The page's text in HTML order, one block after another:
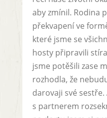
aby zmínil. Rodina
překvapení ve
které jsme se
hosty připravili
jsme potěšili zase
rozhodla, že
darovaji své
s partnerem